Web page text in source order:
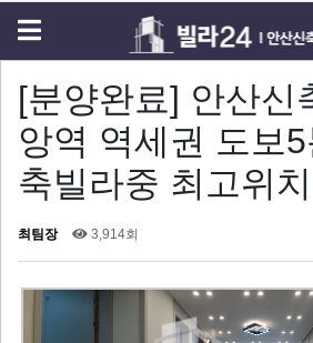
[분양완료] 안산신
앙역 역세권 도보
축빌라중 최고위치
최팀장 3,914회